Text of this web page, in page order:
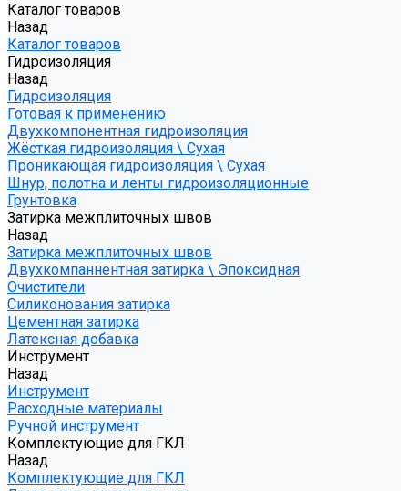
Каталог товаров
Назад
Каталог товаров
Гидроизоляция
Назад
Гидроизоляция
Готовая к применению
Двухкомпонентная гидроизоляция
Жёсткая гидроизоляция \ Сухая
Проникающая гидроизоляция \ Сухая
Шнур, полотна и ленты гидроизоляционные
Грунтовка
Затирка межплиточных швов
Назад
Затирка межплиточных швов
Двухкомпаннентная затирка \ Эпоксидная
Очистители
Силиконования затирка
Цементная затирка
Латексная добавка
Инструмент
Назад
Инструмент
Расходные материалы
Ручной инструмент
Комплектующие для ГКЛ
Назад
Комплектующие для ГКЛ